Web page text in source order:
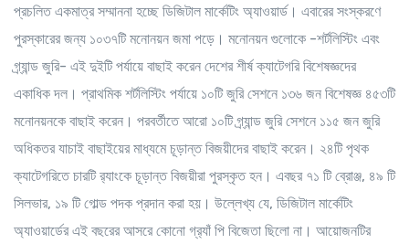
প্রচলিত একমাত্র সম্মাননা হচ্ছে ডিজিটাল মার্কেটিং অ্যাওয়ার্ড। এবারের সংস্করণে
পুরস্কারের জন্য ১০৩৭টি মনোনয়ন জমা পড়ে। মনোনয়ন গুলোকে -শর্টলিস্টিং এবং
গ্র্যান্ড জুরি- এই দুইটি পর্যায়ে বাছাই করেন দেশের শীর্ষ ক্যাটেগরি বিশেষজ্ঞদের
একাধিক দল। প্রাথমিক শর্টলিস্টিং পর্যায়ে ১০টি জুরি সেশনে ১৩৬ জন বিশেষজ্ঞ ৪৫৩টি
মনোনয়নকে বাছাই করেন। পরবর্তীতে আরো ১০টি গ্র্যান্ড জুরি সেশনে ১১৫ জন জুরি
অধিকতর যাচাই বাছাইয়ের মাধ্যমে চূড়ান্ত বিজয়ীদের বাছাই করেন। ২৪টি পৃথক
ক্যাটেগরিতে চারটি র‍্যাংকে চূড়ান্ত বিজয়ীরা পুরস্কৃত হন। এবছর ৭১ টি ব্রোঞ্জ, ৪৯ টি
সিলভার, ১৯ টি গোল্ড পদক প্রদান করা হয়। উল্লেখ্য যে, ডিজিটাল মার্কেটিং
অ্যাওয়ার্ডের এই বছরের আসরে কোনো গ্র‍্যাঁ পি বিজেতা ছিলো না। আয়োজনটির